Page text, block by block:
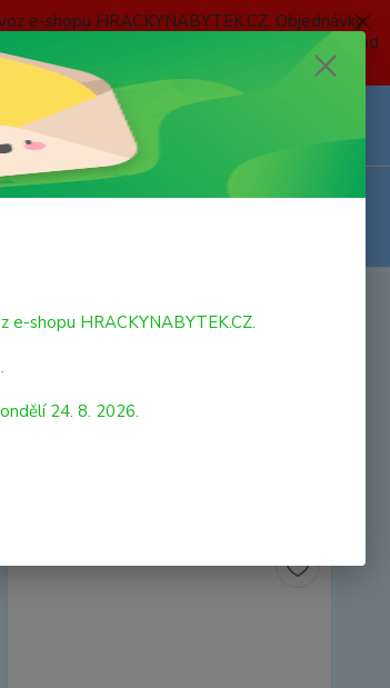
e-shopu HRACKYNABYTEK.CZ. Objednávky
23. 8. 2026 budou postupně expedovány od
shopu HRACKYNABYTEK.CZ.
24. 8. 2026.